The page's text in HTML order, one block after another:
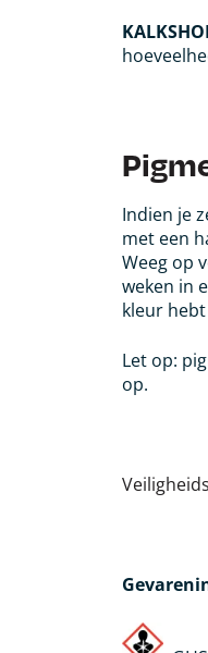
Indien je
met een
Weeg op
weken in
kleur
Let op:
op.